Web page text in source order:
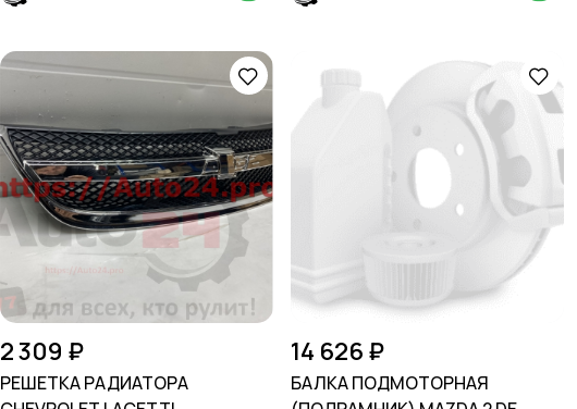
2 309 ₽
РЕШЕТКА РАДИАТОРА
14 626 ₽
БАЛКА ПОДМОТОРНАЯ